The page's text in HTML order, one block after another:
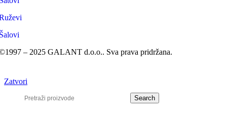
– 2025 GALANT d.o.o.. Sva prava pridržana.
Zatvori
Search